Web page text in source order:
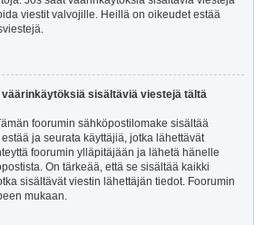
viestit valvojille. Heillä on oikeudet estää
sisältäviä viestejä tältä
foorumin sähköpostilomake sisältää
ja seurata käyttäjiä, jotka lähettävät
foorumin ylläpitäjään ja lähetä hänelle
On tärkeää, että se sisältää kaikki
sisältävät viestin lähettäjän tiedot. Foorumin
mukaan.